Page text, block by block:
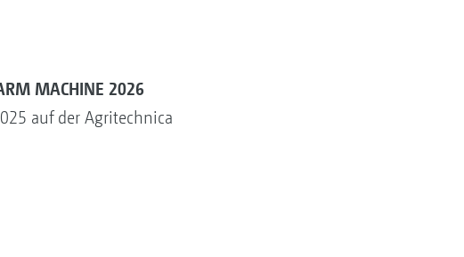
MACHINE 2026
auf der Agritechnica